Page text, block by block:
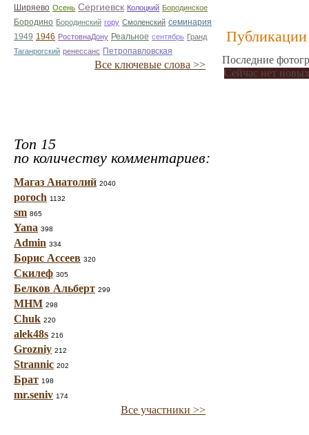
Ширяево Осень Сергиевск Колоцкий Бородинское
Бородино Бородинский гору Смоленский семинария
1949 1946 РостовнаДону Реальное сентябрь Гранд
Таганрогский ренессанс Петропавловская
Все ключевые слова >>
Топ 15
по количеству комментариев:
Магаз Анатолий 2040
poroch 1132
sm 865
Yana 398
Admin 334
Борис Ассеев 320
Скилеф 305
Белков Альберт 299
МНМ 298
Chuk 220
alek48s 216
Grozniy 212
Strannic 202
Брат 198
mr.seniv 174
Все участники >>
Публикации
Последние
Сейчас нет